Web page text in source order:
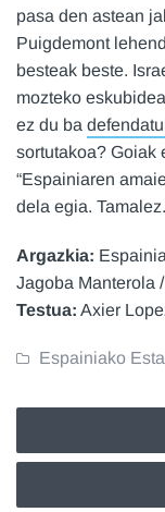
pasa den astean
Puigdemont
besteak beste.
mozteko
ez du ba
sortutakoa? Goiak
“Espainiaren
dela egia. Tamalez.
Argazkia:
Jagoba Manterola
Testua: Axier
Espainiako